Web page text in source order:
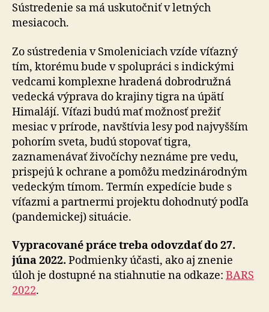
Sústredenie sa má uskutočniť v letných
mesiacoch.
Zo sústredenia v Smoleniciach vzíde víťazný
tím, ktorému bude v spolupráci s indickými
vedcami komplexne hradená dobrodružná
vedecká výprava do krajiny tigra na úpätí
Himalájí. Víťazi budú mať možnosť prežiť
mesiac v prírode, navštívia lesy pod najvyšším
pohorím sveta, budú stopovať tigra,
zaznamenávať živočíchy neznáme pre vedu,
prispejú k ochrane a pomôžu medzinárodným
vedeckým tímom. Termín expedície bude s
víťazmi a partnermi projektu dohodnutý podľa
(pandemickej) situácie.
Vypracované práce treba odovzdať do 27.
júna 2022. Podmienky účasti, ako aj znenie
úloh je dostupné na stiahnutie na odkaze: BARS
2022.